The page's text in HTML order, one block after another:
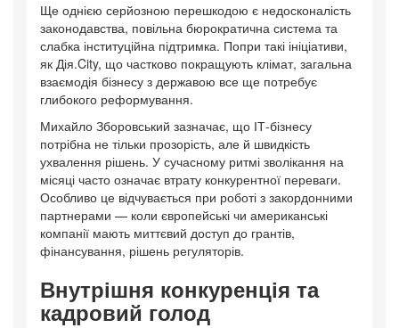
Ще однією серйозною перешкодою є недосконалість
законодавства, повільна бюрократична система та
слабка інституційна підтримка. Попри такі ініціативи,
як Дія.City, що частково покращують клімат, загальна
взаємодія бізнесу з державою все ще потребує
глибокого реформування.
Михайло Зборовський зазначає, що ІТ-бізнесу
потрібна не тільки прозорість, але й швидкість
ухвалення рішень. У сучасному ритмі зволікання на
місяці часто означає втрату конкурентної переваги.
Особливо це відчувається при роботі з закордонними
партнерами — коли європейські чи американські
компанії мають миттєвий доступ до грантів,
фінансування, рішень регуляторів.
Внутрішня конкуренція та
кадровий голод